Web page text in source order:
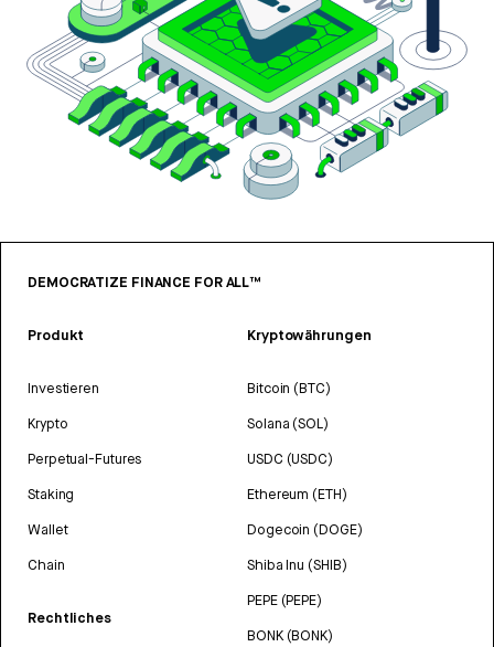
DEMOCRATIZE FINANCE FOR ALL™
Produkt
Investieren
Krypto
Perpetual-Futures
Staking
Wallet
Chain
Rechtliches
Kryptowährungen
Bitcoin (BTC)
Solana (SOL)
USDC (USDC)
Ethereum (ETH)
Dogecoin (DOGE)
Shiba Inu (SHIB)
PEPE (PEPE)
BONK (BONK)